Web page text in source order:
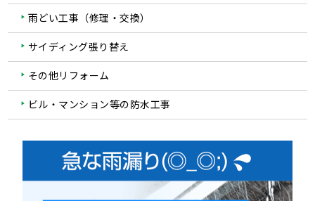
雨どい工事（修理・交換）
サイディング張り替え
その他リフォーム
ビル・マンション等の防水工事